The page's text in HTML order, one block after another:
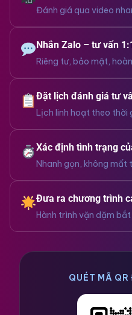
Đánh giá qua video
Nhắn Zalo – tư vấn
Riêng tư, bảo mật,
Đặt lịch đánh giá tư
Lịch linh hoạt theo thời
Xác định tình trạng
Nhanh gọn, không mất
Đưa ra chương trình
Hành trình vặn dặm
QUÉT MÃ